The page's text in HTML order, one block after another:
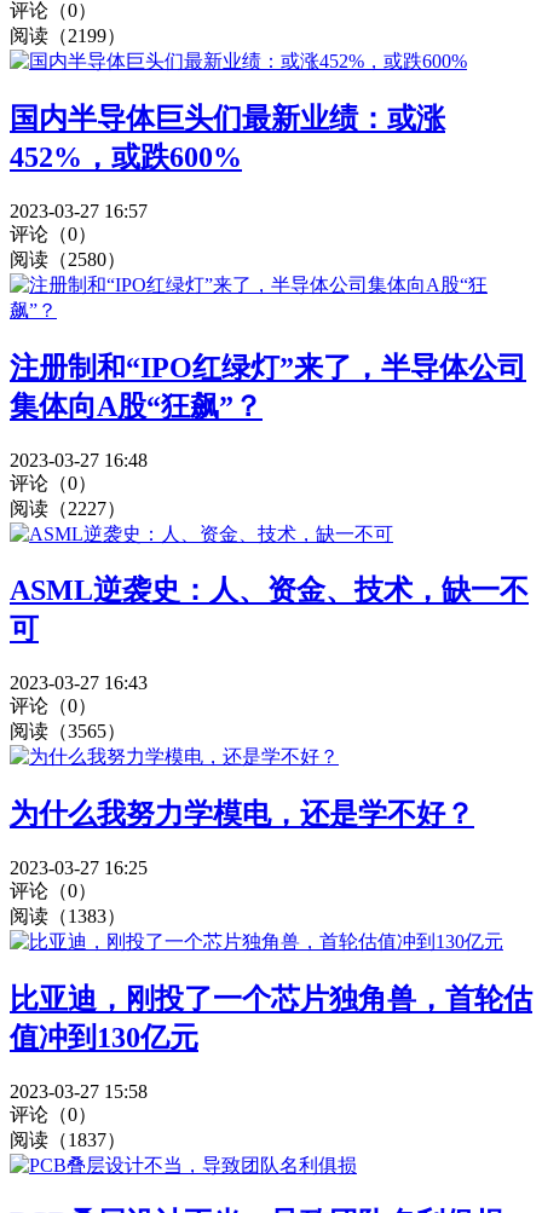
评论（0）
阅读（2199）
国内半导体巨头们最新业绩：或涨
452%，或跌600%
2023-03-27 16:57
评论（0）
阅读（2580）
注册制和“IPO红绿灯”来了，半导体公司
集体向A股“狂飙”？
2023-03-27 16:48
评论（0）
阅读（2227）
ASML逆袭史：人、资金、技术，缺一不
可
2023-03-27 16:43
评论（0）
阅读（3565）
为什么我努力学模电，还是学不好？
2023-03-27 16:25
评论（0）
阅读（1383）
比亚迪，刚投了一个芯片独角兽，首轮估
值冲到130亿元
2023-03-27 15:58
评论（0）
阅读（1837）